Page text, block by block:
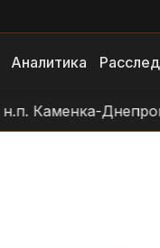
Аналитика